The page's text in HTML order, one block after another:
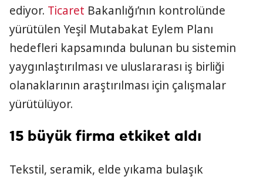
ediyor. Ticaret Bakanlığı’nın kontrolünde
yürütülen Yeşil Mutabakat Eylem Planı
hedefleri kapsamında bulunan bu sistemin
yaygınlaştırılması ve uluslararası iş birliği
olanaklarının araştırılması için çalışmalar
yürütülüyor.
15 büyük firma etkiket aldı
Tekstil, seramik, elde yıkama bulaşık